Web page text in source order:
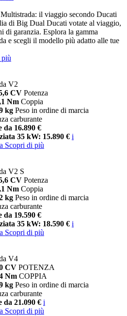
il viaggio secondo Ducati
di Big Dual Ducati votate al viaggio,
di garanzia. Esplora la gamma
e scegli il modello più adatto alle tue
V2
CV Potenza
Nm Coppia
kg Peso in ordine di marcia
carburante
da 16.890 €
35 kW: 15.890 € i
Scopri di più
V2 S
CV Potenza
Nm Coppia
kg Peso in ordine di marcia
carburante
da 19.590 €
35 kW: 18.590 € i
Scopri di più
V4
CV POTENZA
Nm COPPIA
kg Peso in ordine di marcia
carburante
da 21.090 € i
Scopri di più